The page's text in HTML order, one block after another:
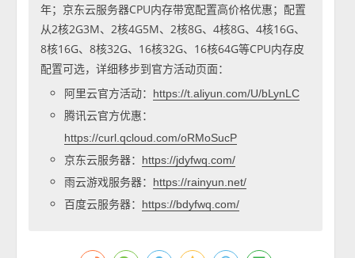
年；京东云服务器CPU内存带宽配置高价格优惠；配置
从2核2G3M、2核4G5M、2核8G、4核8G、4核16G、
8核16G、8核32G、16核32G、16核64G等CPU内存皮
配置可选，详细移步到官方活动页面：
阿里云官方活动：
https://t.aliyun.com/U/bLynLC
腾讯云官方优惠：
https://curl.qcloud.com/oRMoSucP
京东云服务器： https://jdyfwq.com/
雨云游戏服务器： https://rainyun.net/
百度云服务器： https://bdyfwq.com/